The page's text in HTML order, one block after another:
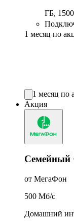
ГБ, 1500
1 месяц по
1 месяц по
Акция
Семейный
от МегаФон
500 Мб/c
Домашний